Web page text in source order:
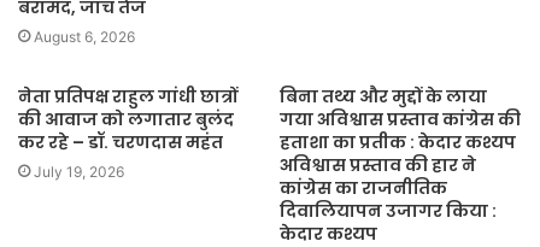
बरामद, जांच तेज
August 6, 2026
नेता प्रतिपक्ष राहुल गांधी छात्रों
की आवाज को लगातार बुलंद
कर रहे – डॉ. चरणदास महंत
July 19, 2026
बिना तथ्य और मुद्दों के लाया
गया अविश्वास प्रस्ताव कांग्रेस की
हताशा का प्रतीक : केदार कश्यप
अविश्वास प्रस्ताव की हार ने
कांग्रेस का राजनीतिक
दिवालियापन उजागर किया :
केदार कश्यप